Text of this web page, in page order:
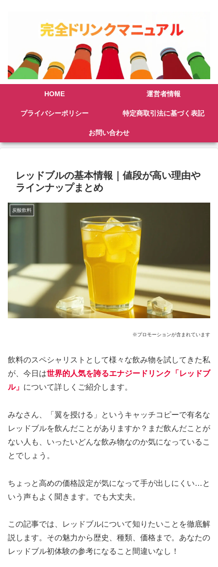
HOME 運営者情報
プライバシーポリシー 特定商取引法に基づく表記
お問い合わせ
レッドブルの基本情報｜値段が高い理由や
ラインナップまとめ
炭酸飲料
※プロモーションが含まれています
飲料のスペシャリストとして様々な飲み物を試してきた私
が、今日は世界的人気を誇るエナジードリンク「レッドブ
ル」 について詳しくご紹介します。
みなさん、「翼を授ける」というキャッチコピーで有名な
レッドブルを飲んだことがありますか？まだ飲んだことが
ない人も、いったいどんな飲み物なのか気になっているこ
とでしょう。
ちょっと高めの価格設定が気になって手が出しにくい…と
いう声もよく聞きます。でも大丈夫。
この記事では、レッドブルについて知りたいことを徹底解
説します。その魅力から歴史、種類、価格まで。あなたの
レッドブル初体験の参考になること間違いなし！